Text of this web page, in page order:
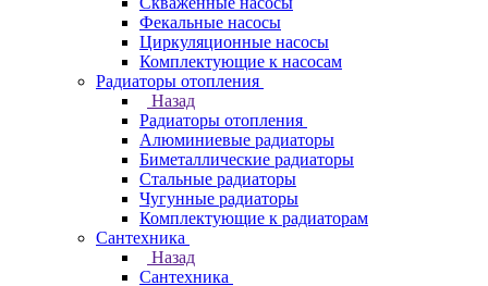
Фекальные насосы
Циркуляционные насосы
Комплектующие к насосам
Радиаторы отопления
Назад
Радиаторы отопления
Алюминиевые радиаторы
Биметаллические радиаторы
Стальные радиаторы
Чугунные радиаторы
Комплектующие к радиаторам
Сантехника
Назад
Сантехника